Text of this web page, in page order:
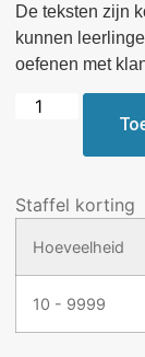
De teksten zijn
kunnen
oefenen met
Staffel korting
Hoeveelheid
10 - 9999